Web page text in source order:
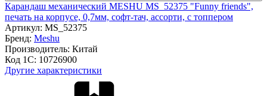
Карандаш механический MESHU MS_52375 "Funny friends",
печать на корпусе, 0,7мм, софт-тач, ассорти, с топпером
Артикул: MS_52375
Бренд: Meshu
Производитель: Китай
Код 1С: 10726900
Другие характеристики